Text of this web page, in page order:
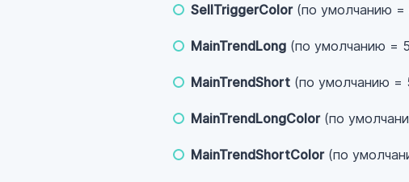
SellTriggerColor(по умолчанию =
MainTrendLong (по умолчанию =
MainTrendShort (по умолчанию =
MainTrendLongColor(по
MainTrendShortColor(по